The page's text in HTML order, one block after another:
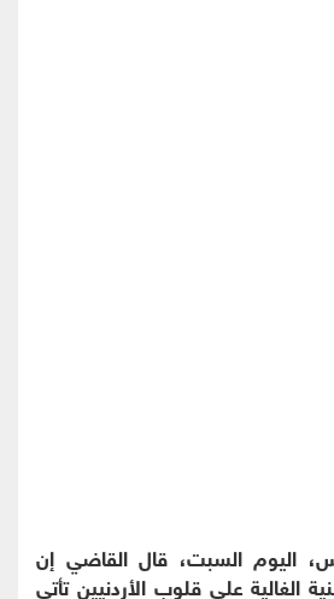
اليوم السبت، قال القاضي إن
الغالية على قلوب الأردنيين تأتي